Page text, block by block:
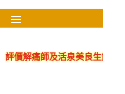
評價解痛師及活泉美良生館的不